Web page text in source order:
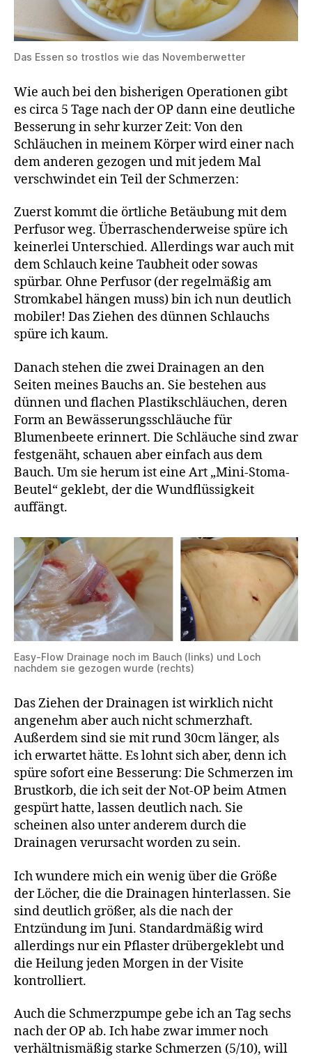
Das Essen so trostlos wie das Novemberwetter
Wie auch bei den bisherigen Operationen gibt
es circa 5 Tage nach der OP dann eine deutliche
Besserung in sehr kurzer Zeit: Von den
Schläuchen in meinem Körper wird einer nach
dem anderen gezogen und mit jedem Mal
verschwindet ein Teil der Schmerzen:
Zuerst kommt die örtliche Betäubung mit dem
Perfusor weg. Überraschenderweise spüre ich
keinerlei Unterschied. Allerdings war auch mit
dem Schlauch keine Taubheit oder sowas
spürbar. Ohne Perfusor (der regelmäßig am
Stromkabel hängen muss) bin ich nun deutlich
mobiler! Das Ziehen des dünnen Schlauchs
spüre ich kaum.
Danach stehen die zwei Drainagen an den
Seiten meines Bauchs an. Sie bestehen aus
dünnen und flachen Plastikschläuchen, deren
Form an Bewässerungsschläuche für
Blumenbeete erinnert. Die Schläuche sind zwar
festgenäht, schauen aber einfach aus dem
Bauch. Um sie herum ist eine Art „Mini-Stoma-
Beutel“ geklebt, der die Wundflüssigkeit
auffängt.
Easy-Flow Drainage noch im Bauch (links) und Loch
nachdem sie gezogen wurde (rechts)
Das Ziehen der Drainagen ist wirklich nicht
angenehm aber auch nicht schmerzhaft.
Außerdem sind sie mit rund 30cm länger, als
ich erwartet hätte. Es lohnt sich aber, denn ich
spüre sofort eine Besserung: Die Schmerzen im
Brustkorb, die ich seit der Not-OP beim Atmen
gespürt hatte, lassen deutlich nach. Sie
scheinen also unter anderem durch die
Drainagen verursacht worden zu sein.
Ich wundere mich ein wenig über die Größe
der Löcher, die die Drainagen hinterlassen. Sie
sind deutlich größer, als die nach der
Entzündung im Juni. Standardmäßig wird
allerdings nur ein Pflaster drübergeklebt und
die Heilung jeden Morgen in der Visite
kontrolliert.
Auch die Schmerzpumpe gebe ich an Tag sechs
nach der OP ab. Ich habe zwar immer noch
verhältnismäßig starke Schmerzen (5/10), will